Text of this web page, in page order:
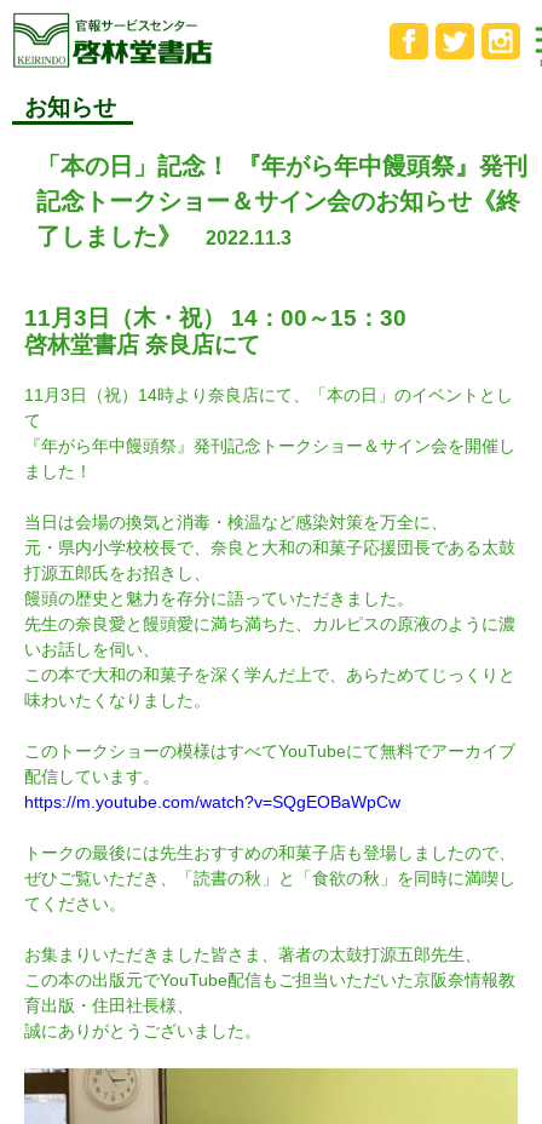
お知らせ
「本の日」記念！ 『年がら年中饅頭祭』発刊
記念トークショー＆サイン会のお知らせ《終
了しました》
2022.11.3
11月3日（木・祝） 14：00～15：30
啓林堂書店 奈良店にて
11月3日（祝）14時より奈良店にて、「本の日」のイベントとし
て
『年がら年中饅頭祭』発刊記念トークショー＆サイン会を開催し
ました！
当日は会場の換気と消毒・検温など感染対策を万全に、
元・県内小学校校長で、奈良と大和の和菓子応援団長である太鼓
打源五郎氏をお招きし、
饅頭の歴史と魅力を存分に語っていただきました。
先生の奈良愛と饅頭愛に満ち満ちた、カルピスの原液のように濃
いお話しを伺い、
この本で大和の和菓子を深く学んだ上で、あらためてじっくりと
味わいたくなりました。
このトークショーの模様はすべてYouTubeにて無料でアーカイブ
配信しています。
https://m.youtube.com/watch?v=SQgEOBaWpCw
トークの最後には先生おすすめの和菓子店も登場しましたので、
ぜひご覧いただき、「読書の秋」と「食欲の秋」を同時に満喫し
てください。
お集まりいただきました皆さま、著者の太鼓打源五郎先生、
この本の出版元でYouTube配信もご担当いただいた京阪奈情報教
育出版・住田社長様、
誠にありがとうございました。